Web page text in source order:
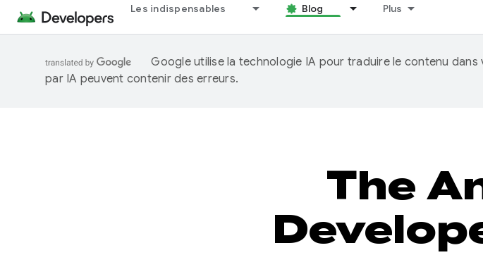
Les indispensables Blog Plus
Google utilise la technologie IA pour traduire le contenu
par IA peuvent contenir des erreurs.
The